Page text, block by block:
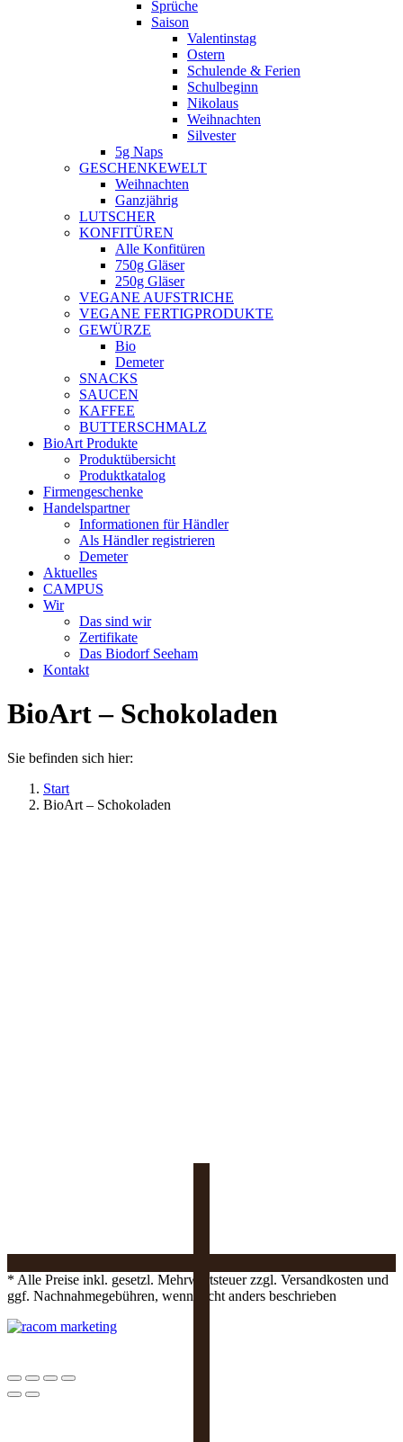
Sprüche
Saison
Valentinstag
Ostern
Schulende & Ferien
Schulbeginn
Nikolaus
Weihnachten
Silvester
5g Naps
GESCHENKEWELT
Weihnachten
Ganzjährig
LUTSCHER
KONFITÜREN
Alle Konfitüren
750g Gläser
250g Gläser
VEGANE AUFSTRICHE
VEGANE FERTIGPRODUKTE
GEWÜRZE
Bio
Demeter
SNACKS
SAUCEN
KAFFEE
BUTTERSCHMALZ
BioArt Produkte
Produktübersicht
Produktkatalog
Firmengeschenke
Handelspartner
Informationen für Händler
Als Händler registrieren
Demeter
Aktuelles
CAMPUS
Wir
Das sind wir
Zertifikate
Das Biodorf Seeham
Kontakt
BioArt – Schokoladen
Sie befinden sich hier:
Start
BioArt – Schokoladen
* Alle Preise inkl. gesetzl. Mehrwertsteuer zzgl. Versandkosten und
ggf. Nachnahmegebühren, wenn nicht anders beschrieben